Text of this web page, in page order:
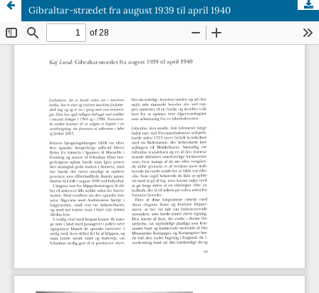
Gibraltar-strædet fra august 1939 til april 1940